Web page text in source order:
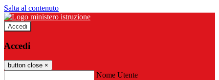
Salta al contenuto
Accedi
Accedi
button close ×
Nome Utente